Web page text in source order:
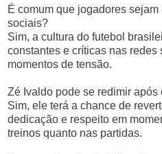
É comum que jogadores
sociais?
Sim, a cultura do futebol
constantes e críticas nas
momentos de tensão.
Zé Ivaldo pode se redimir após
Sim, ele terá a chance de
dedicação e respeito em
treinos quanto nas partidas.